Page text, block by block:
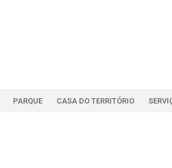
PARQUE CASA DO TERRITÓRIO